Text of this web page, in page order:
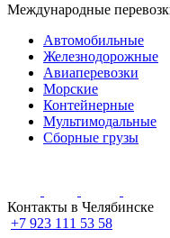
Международные
Автомобильные
Железнодорожные
Авиаперевозки
Морские
Контейнерные
Мультимодальные
Сборные грузы
Контакты в Челябинске
+7 923 111 53 58